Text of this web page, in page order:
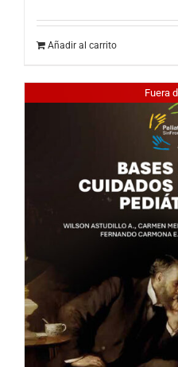
Añadir al carrito
Fuera